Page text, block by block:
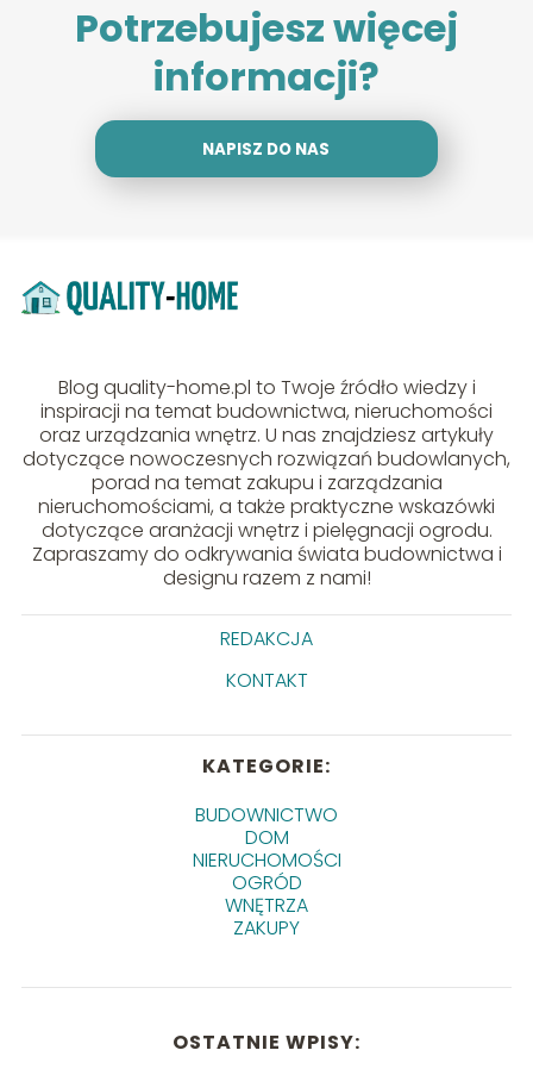
Potrzebujesz więcej
informacji?
NAPISZ DO NAS
Blog quality-home.pl to Twoje źródło wiedzy i
inspiracji na temat budownictwa, nieruchomości
oraz urządzania wnętrz. U nas znajdziesz artykuły
dotyczące nowoczesnych rozwiązań budowlanych,
porad na temat zakupu i zarządzania
nieruchomościami, a także praktyczne wskazówki
dotyczące aranżacji wnętrz i pielęgnacji ogrodu.
Zapraszamy do odkrywania świata budownictwa i
designu razem z nami!
REDAKCJA
KONTAKT
KATEGORIE:
BUDOWNICTWO
DOM
NIERUCHOMOŚCI
OGRÓD
WNĘTRZA
ZAKUPY
OSTATNIE WPISY: